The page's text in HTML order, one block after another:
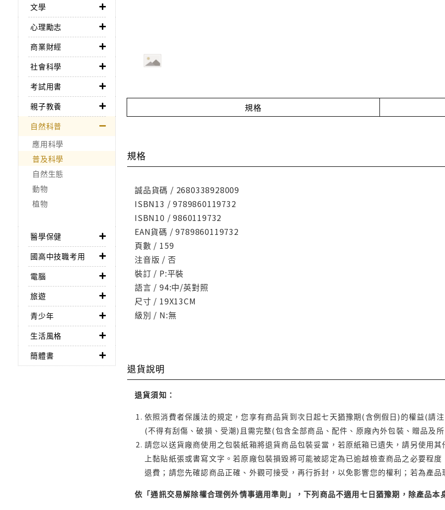
文學
心理勵志
商業財經
社會科學
考試用書
親子教養
自然科普
應用科學
普及科學
自然生態
動物
植物
醫學保健
國高中技職考用
電腦
旅遊
青少年
生活風格
簡體書
規格
規格
誠品貨碼 / 2680338928009
ISBN13 / 9789860119732
ISBN10 / 9860119732
EAN貨碼 / 9789860119732
頁數 / 159
注音版 / 否
裝訂 / P:平裝
語言 / 94:中/英對照
尺寸 / 19X13CM
級別 / N:無
退貨說明
退貨須知：
依照消費者保護法的規定，您享有商品貨到次日起七天猶豫期(含例假日)的權益(請
(不得有刮傷、破損、受潮)且需完整(包含全部商品、配件、原廠內外包裝、贈品及
請您以送貨廠商使用之包裝紙箱將退貨商品包裝妥當，若原紙箱已遺失，請另使用
上黏貼紙張或書寫文字。若原廠包裝損毀將可能被認定為已逾越檢查商品之必要程
退費；請您先確認商品正確、外觀可接受，再行拆封，以免影響您的權利；若為產
依「通訊交易解除權合理例外情事適用準則」，下列商品不適用七日猶豫期，除產品本